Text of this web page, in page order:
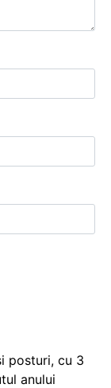
posturi, cu 3
anului